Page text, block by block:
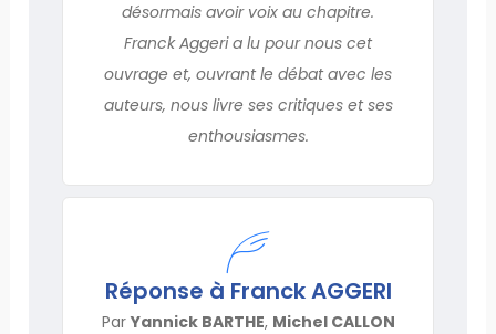
désormais avoir voix au chapitre.
Franck Aggeri a lu pour nous cet
ouvrage et, ouvrant le débat avec les
auteurs, nous livre ses critiques et ses
enthousiasmes.
Réponse à Franck AGGERI
ParYannick BARTHE, Michel CALLON